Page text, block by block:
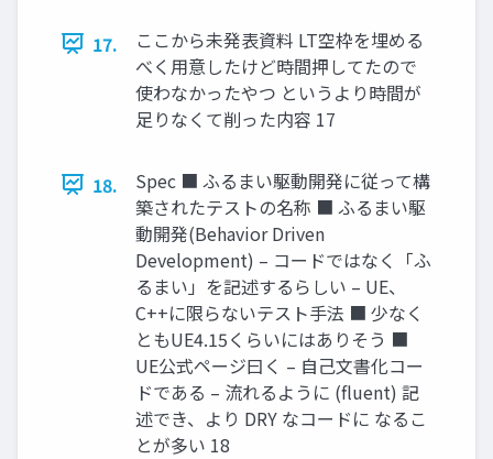
17.
ここから未発表資料 LT空枠を埋める
べく用意したけど時間押してたので
使わなかったやつ というより時間が
足りなくて削った内容 17
18.
Spec ■ ふるまい駆動開発に従って構
築されたテストの名称 ■ ふるまい駆
動開発(Behavior Driven
Development) – コードではなく「ふ
るまい」を記述するらしい – UE、
C++に限らないテスト手法 ■ 少なく
ともUE4.15くらいにはありそう ■
UE公式ページ曰く – 自己文書化コー
ドである – 流れるように (fluent) 記
述でき、より DRY なコードに なるこ
とが多い 18